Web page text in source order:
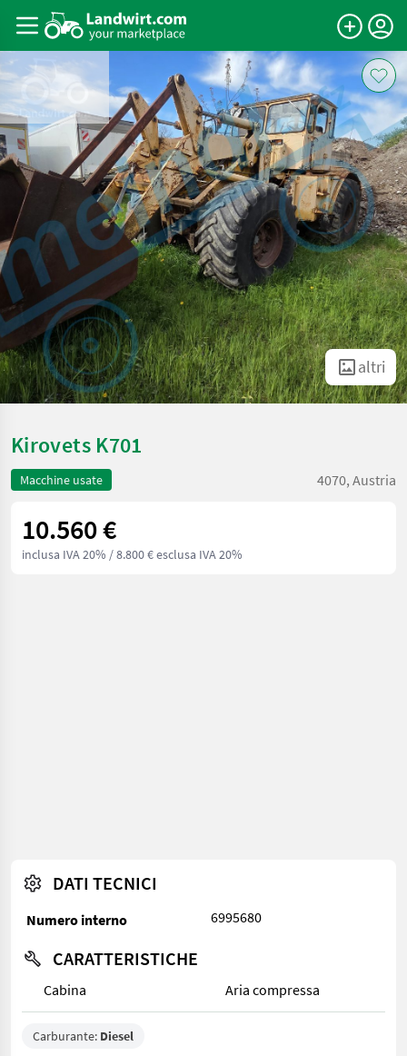
altri
Kirovets K701
Macchine usate 4070, Austria
10.560 €
inclusa IVA 20% / 8.800 € esclusa IVA 20%
DATI TECNICI
Numero interno 6995680
CARATTERISTICHE
Cabina Aria compressa
Carburante: Diesel